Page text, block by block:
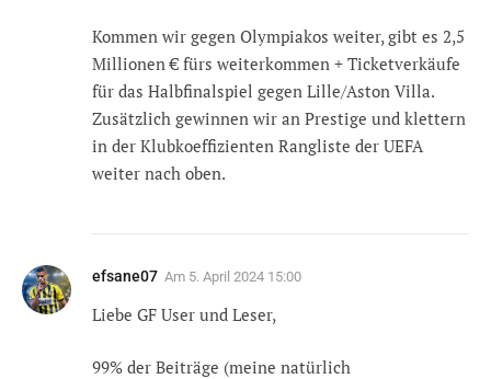
Kommen wir gegen Olympiakos weiter, gibt es 2,5
Millionen € fürs weiterkommen + Ticketverkäufe
für das Halbfinalspiel gegen Lille/Aston Villa.
Zusätzlich gewinnen wir an Prestige und klettern
in der Klubkoeffizienten Rangliste der UEFA
weiter nach oben.
efsane07 Am 5. April 2024 15:00
Liebe GF User und Leser,
99% der Beiträge (meine natürlich